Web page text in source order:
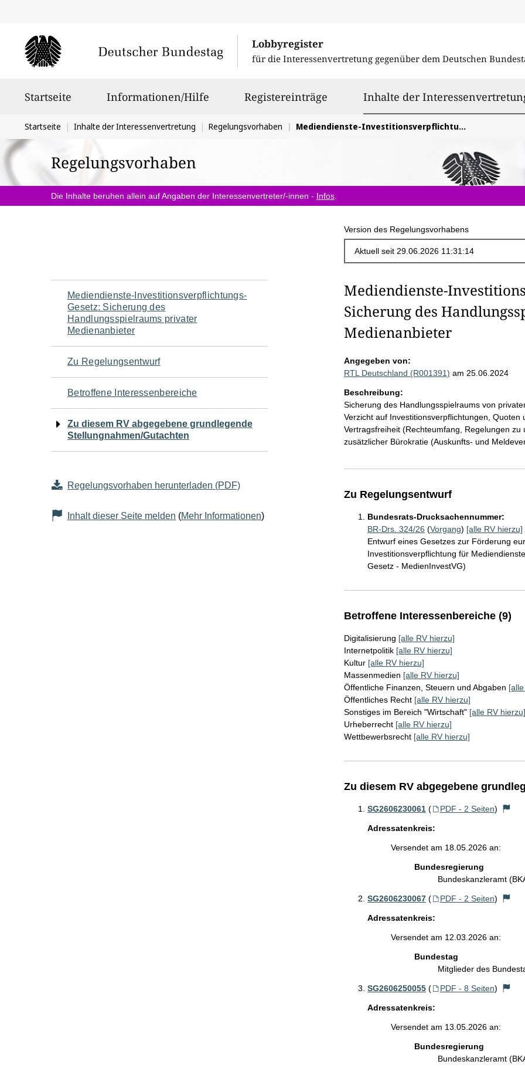
Lobbyregister
für die Interessenvertretung gegenüber dem Deutschen
Startseite Informationen/Hilfe Registereinträge Inhalte der
Sie
befinden
sich
hier:
Startseite Inhalte der Interessenvertretung Regelungsvorhaben Mediendienste-Investitionsverpflichtungs-Gesetz: Sicherung des Handlungsspielraums privater Medienanbieter
Regelungsvorhaben
Die Inhalte beruhen allein auf Angaben der Interessenvertreter/-innen - Infos
Version des Regelungsvorhabens
Navigation
für
den
Seiteninhalt
Mediendienste-Investitionsverpflichtungs-
Gesetz: Sicherung des
Handlungsspielraums privater
Medienanbieter
Zu Regelungsentwurf
Betroffene Interessenbereiche
Zu diesem RV abgegebene grundlegende
Stellungnahmen/Gutachten
Regelungsvorhaben herunterladen (PDF)
Inhalt dieser Seite melden (Mehr Informationen)
Mediendienste-
Sicherung des
Medienanbieter
Angegeben von:
RTL Deutschland (R001391) am 25.06.2024
Beschreibung:
Sicherung des Handlungsspielraums von
Verzicht auf Investitionsverpflichtungen,
Vertragsfreiheit (Rechteumfang, Regelungen
zusätzlicher Bürokratie (Auskunfts- und
Zu Regelungsentwurf
Bundesrats-Drucksachennummer:
BR-Drs. 324/26 (Vorgang) [alle RV hierzu]
Entwurf eines Gesetzes zur Förderung
Investitionsverpflichtung für
Gesetz - MedienInvestVG)
Betroffene Interessenbereiche (9)
Digitalisierung [alle RV hierzu]
Internetpolitik [alle RV hierzu]
Kultur [alle RV hierzu]
Massenmedien [alle RV hierzu]
Öffentliche Finanzen, Steuern und Abgaben
Öffentliches Recht [alle RV hierzu]
Sonstiges im Bereich "Wirtschaft" [alle RV hierzu]
Urheberrecht [alle RV hierzu]
Wettbewerbsrecht [alle RV hierzu]
Zu diesem RV abgegebene
SG2606230061 ( PDF - 2 Seiten)
Adressatenkreis:
Versendet am 18.05.2026 an:
Bundesregierung
Bundeskanzleramt
SG2606230067 ( PDF - 2 Seiten)
Adressatenkreis:
Versendet am 12.03.2026 an:
Bundestag
Mitglieder des
SG2606250055 ( PDF - 8 Seiten)
Adressatenkreis:
Versendet am 13.05.2026 an:
Bundesregierung
Bundeskanzleramt